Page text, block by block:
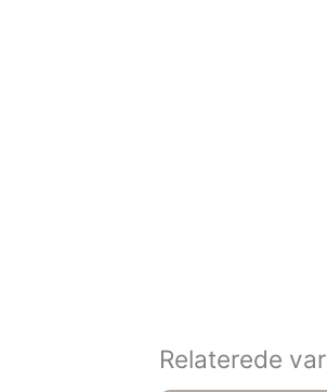
Relaterede